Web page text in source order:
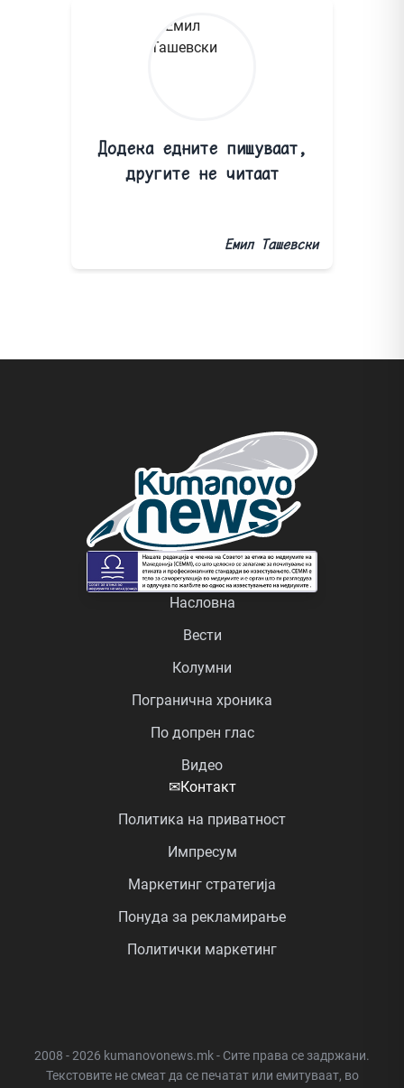
Додека едните пишуваат,
другите не читаат
Емил Ташевски
Насловна
Вести
Колумни
Погранична хроника
По допрен глас
Видео
✉Контакт
Политика на приватност
Импресум
Маркетинг стратегија
Понуда за рекламирање
Политички маркетинг
2008 - 2026 kumanovonews.mk - Сите права се задржани.
Текстовите не смеат да се печатат или емитуваат, во